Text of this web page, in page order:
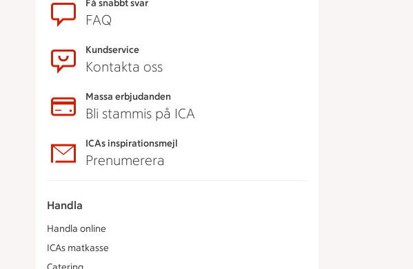
Få snabbt svar
FAQ
Kundservice
Kontakta oss
Massa erbjudanden
Bli stammis på ICA
ICAs inspirationsmejl
Prenumerera
Handla
Handla online
ICAs matkasse